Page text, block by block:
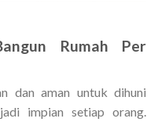
Rumah Per
dan aman untuk dihuni
impian setiap orang.